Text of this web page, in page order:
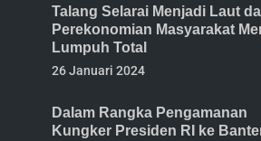
Talang Selarai Menjadi Laut
Perekonomian Masyarakat
Lumpuh Total
26 Januari 2024
Dalam Rangka Pengamanan
Kungker Presiden RI ke